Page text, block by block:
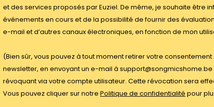
et des services proposés par Euziel. De même, je souhaite être
événements en cours et de la possibilité de fournir des
e-mail et d’autres canaux électroniques, en fonction de mon
(Bien sûr, vous pouvez à tout moment retirer votre
newsletter, en envoyant un e-mail à support@songmicshome.be
révoquant via votre compte utilisateur. Cette révocation sera
Vous pouvez cliquer sur notre Politique de confidentialité pour